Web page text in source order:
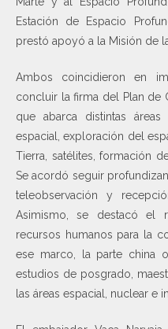
Estación de Espacio
prestó apoyó a la Misión de
Ambos coincidieron en
concluir la firma del Plan de
que abarca distintas
espacial, exploración del
Tierra, satélites, formación
Se acordó seguir
teleobservación y
Asimismo, se destacó el
recursos humanos para la
ese marco, la parte china
estudios de posgrado,
las áreas espacial, nuclear e